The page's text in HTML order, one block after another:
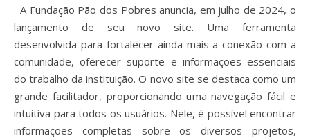
A Fundação Pão dos Pobres anuncia, em julho de 2024, o
lançamento de seu novo site. Uma ferramenta
desenvolvida para fortalecer ainda mais a conexão com a
comunidade, oferecer suporte e informações essenciais
do trabalho da instituição. O novo site se destaca como um
grande facilitador, proporcionando uma navegação fácil e
intuitiva para todos os usuários. Nele, é possível encontrar
informações completas sobre os diversos projetos,